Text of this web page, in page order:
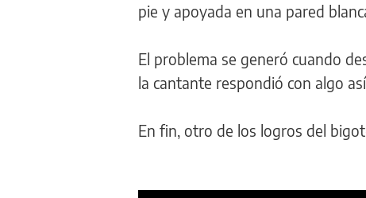
pie y apoyada en una pared
El problema se generó cuando
la cantante respondió con algo
En fin, otro de los logros del